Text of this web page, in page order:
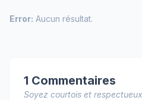
Error: Aucun résultat.
1 Commentaires
Soyez courtois et